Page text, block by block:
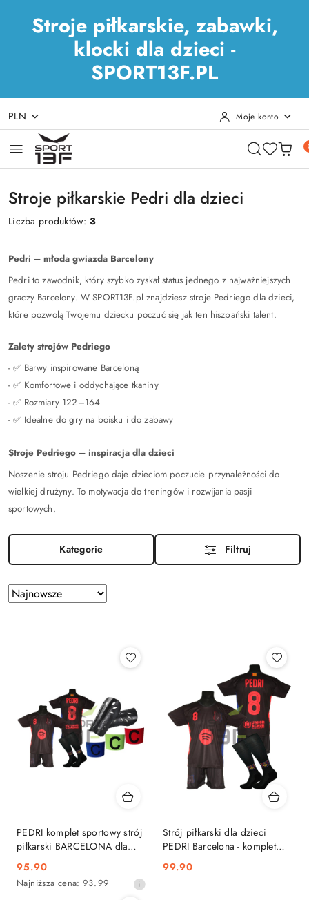
Stroje piłkarskie, zabawki,
klocki dla dzieci -
SPORT13F.PL
Przejdź do treści głównej
Przejdź do wyszukiwarki
Przejdź do moje konto
Przejdź do menu głównego
Przejdź do stopki
PLN Moje konto
Stroje piłkarskie Pedri dla dzieci
Liczba produktów:3
Pedri – młoda gwiazda Barcelony
Pedri to zawodnik, który szybko zyskał status jednego z najważniejszych
graczy Barcelony. W SPORT13F.pl znajdziesz stroje Pedriego dla dzieci,
które pozwolą Twojemu dziecku poczuć się jak ten hiszpański talent.
Zalety strojów Pedriego
- ✅ Barwy inspirowane Barceloną
- ✅ Komfortowe i oddychające tkaniny
- ✅ Rozmiary 122–164
- ✅ Idealne do gry na boisku i do zabawy
Stroje Pedriego – inspiracja dla dzieci
Noszenie stroju Pedriego daje dzieciom poczucie przynależności do
wielkiej drużyny. To motywacja do treningów i rozwijania pasji
sportowych.
Kategorie Filtruj
Zastosowano
sortowanie:
Sortuj
według
PEDRI komplet sportowy strój
piłkarski BARCELONA dla
dzieci + dodatki
Cena
promocyjna:
95.90
Najniższa
Najniższa cena: 93.99
Strój piłkarski dla dzieci
PEDRI Barcelona - komplet
sportowy + gratis
Cena:
99.90